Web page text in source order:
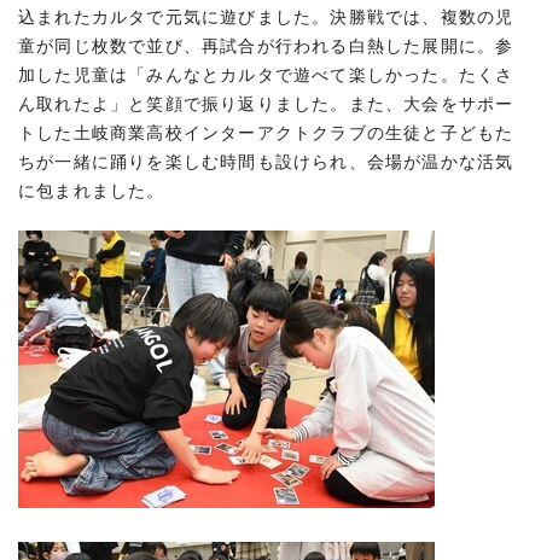
込まれたカルタで元気に遊びました。決勝戦では、複数の児
童が同じ枚数で並び、再試合が行われる白熱した展開に。参
加した児童は「みんなとカルタで遊べて楽しかった。たくさ
ん取れたよ」と笑顔で振り返りました。また、大会をサポー
トした土岐商業高校インターアクトクラブの生徒と子どもた
ちが一緒に踊りを楽しむ時間も設けられ、会場が温かな活気
に包まれました。